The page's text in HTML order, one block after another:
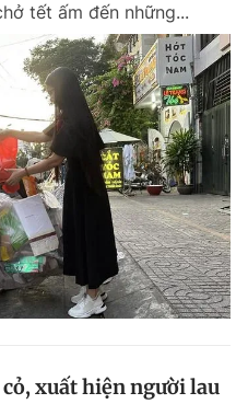
tết ấm đến những...
xuất hiện người lau